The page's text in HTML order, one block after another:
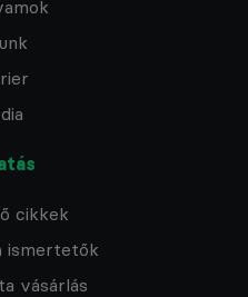
cikkek
ismertetők
vásárlás